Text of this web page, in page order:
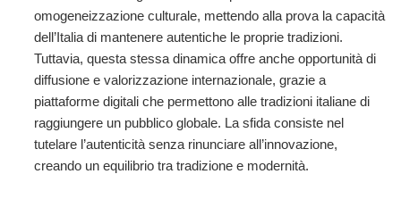
omogeneizzazione culturale, mettendo alla prova la capacità
dell’Italia di mantenere autentiche le proprie tradizioni.
Tuttavia, questa stessa dinamica offre anche opportunità di
diffusione e valorizzazione internazionale, grazie a
piattaforme digitali che permettono alle tradizioni italiane di
raggiungere un pubblico globale. La sfida consiste nel
tutelare l’autenticità senza rinunciare all’innovazione,
creando un equilibrio tra tradizione e modernità.